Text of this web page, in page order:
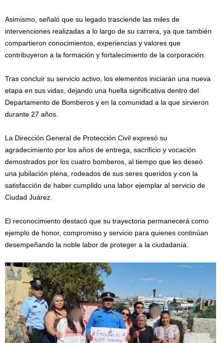
Asimismo, señaló que su legado trasciende las miles de
intervenciones realizadas a lo largo de su carrera, ya que también
compartieron conocimientos, experiencias y valores que
contribuyeron a la formación y fortalecimiento de la corporación.
Tras concluir su servicio activo, los elementos iniciarán una nueva
etapa en sus vidas, dejando una huella significativa dentro del
Departamento de Bomberos y en la comunidad a la que sirvieron
durante 27 años.
La Dirección General de Protección Civil expresó su
agradecimiento por los años de entrega, sacrificio y vocación
demostrados por los cuatro bomberos, al tiempo que les deseó
una jubilación plena, rodeados de sus seres queridos y con la
satisfacción de haber cumplido una labor ejemplar al servicio de
Ciudad Juárez.
El reconocimiento destacó que su trayectoria permanecerá como
ejemplo de honor, compromiso y servicio para quienes continúan
desempeñando la noble labor de proteger a la ciudadanía.